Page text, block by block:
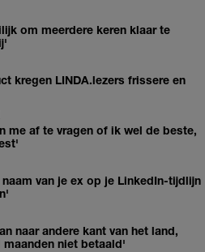
om meerdere keren klaar te
kregen LINDA.lezers frissere en
me af te vragen of ik wel de beste,
van je ex op je LinkedIn-tijdlijn
naar andere kant van het land,
maanden niet betaald'